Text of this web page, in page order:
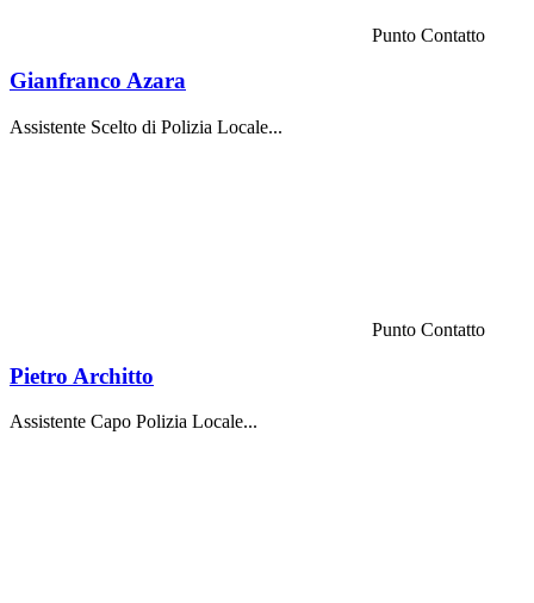
Punto Contatto
Gianfranco Azara
Assistente Scelto di Polizia Locale...
Punto Contatto
Pietro Architto
Assistente Capo Polizia Locale...